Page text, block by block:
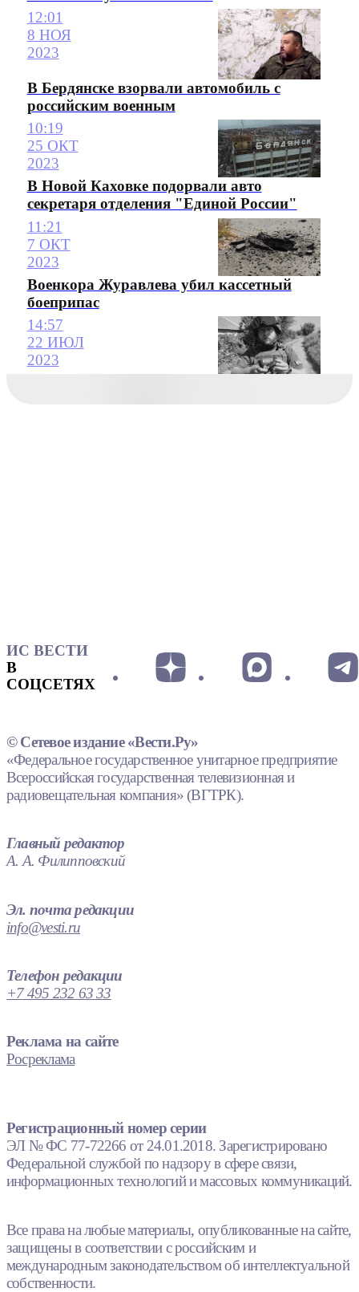
12:01
8 НОЯ
2023
В Бердянске взорвали автомобиль с
российским военным
10:19
25 ОКТ
2023
В Новой Каховке подорвали авто
секретаря отделения "Единой России"
11:21
7 ОКТ
2023
Военкора Журавлева убил кассетный
боеприпас
14:57
22 ИЮЛ
2023
ИС ВЕСТИ
В
СОЦСЕТЯХ
© Сетевое издание «Вести.Ру»
«Федеральное государственное унитарное предприятие
Всероссийская государственная телевизионная и
радиовещательная компания» (ВГТРК).
Главный редактор
А. А. Филипповский
Эл. почта редакции
info@vesti.ru
Телефон редакции
+7 495 232 63 33
Реклама на сайте
Росреклама
Регистрационный номер серии
ЭЛ № ФС 77-72266 от 24.01.2018. Зарегистрировано
Федеральной службой по надзору в сфере связи,
информационных технологий и массовых коммуникаций.
Все права на любые материалы, опубликованные на сайте,
защищены в соответствии с российским и
международным законодательством об интеллектуальной
собственности.